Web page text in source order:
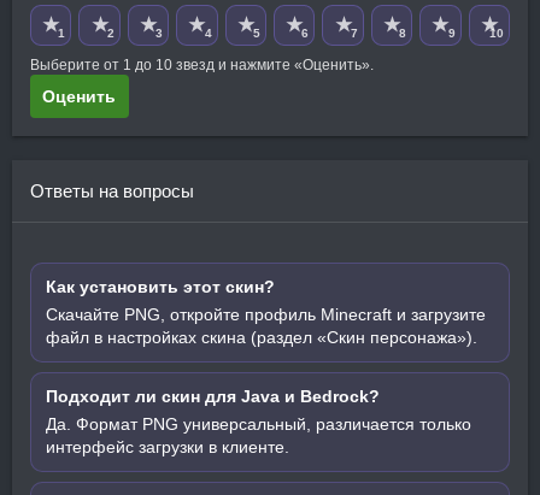
★1 ★2 ★3 ★4 ★5 ★6 ★7 ★8 ★9 ★10
Выберите от 1 до 10 звезд и нажмите «Оценить».
Оценить
Ответы на вопросы
Как установить этот скин?
Скачайте PNG, откройте профиль Minecraft и загрузите
файл в настройках скина (раздел «Скин персонажа»).
Подходит ли скин для Java и Bedrock?
Да. Формат PNG универсальный, различается только
интерфейс загрузки в клиенте.